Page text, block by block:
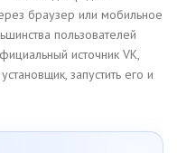
браузер или мобильное
пользователей
источник VK,
запустить его и